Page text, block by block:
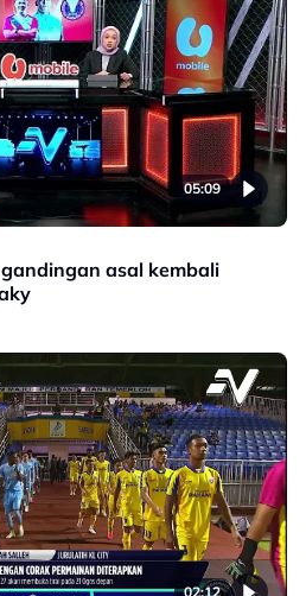
05:09
asal kembali
02:12